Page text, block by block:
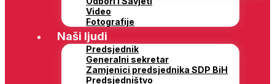
Video
Fotografije
Naši ljudi
Predsjednik
Generalni sekretar
Zamjenici predsjednika SDP BiH
Predsjedništvo